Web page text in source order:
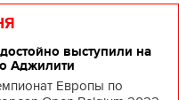
выступили на
Аджилити
Европы по